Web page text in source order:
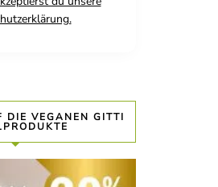
DIE VEGANEN GITTI